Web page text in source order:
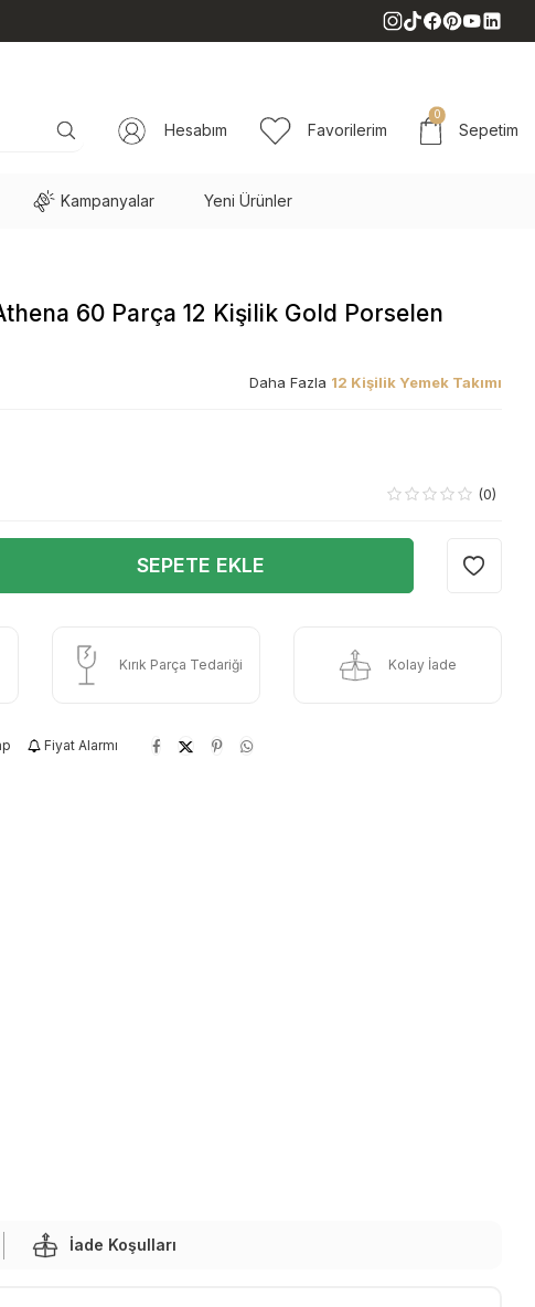
Hesabım Favorilerim
0
Sepetim
Kampanyalar Yeni Ürünler
60 Parça 12 Kişilik Gold Porselen
Daha Fazla 12 Kişilik Yemek Takımı
(0)
SEPETE EKLE
Kırık Parça Tedariği Kolay İade
Fiyat Alarmı
İade Koşulları